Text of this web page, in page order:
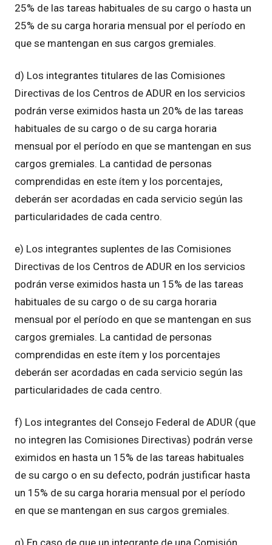
25% de las tareas habituales de su cargo o hasta un
25% de su carga horaria mensual por el período en
que se mantengan en sus cargos gremiales.
d) Los integrantes titulares de las Comisiones
Directivas de los Centros de ADUR en los servicios
podrán verse eximidos hasta un 20% de las tareas
habituales de su cargo o de su carga horaria
mensual por el período en que se mantengan en sus
cargos gremiales. La cantidad de personas
comprendidas en este ítem y los porcentajes,
deberán ser acordadas en cada servicio según las
particularidades de cada centro.
e) Los integrantes suplentes de las Comisiones
Directivas de los Centros de ADUR en los servicios
podrán verse eximidos hasta un 15% de las tareas
habituales de su cargo o de su carga horaria
mensual por el período en que se mantengan en sus
cargos gremiales. La cantidad de personas
comprendidas en este ítem y los porcentajes
deberán ser acordadas en cada servicio según las
particularidades de cada centro.
f) Los integrantes del Consejo Federal de ADUR (que
no integren las Comisiones Directivas) podrán verse
eximidos en hasta un 15% de las tareas habituales
de su cargo o en su defecto, podrán justificar hasta
un 15% de su carga horaria mensual por el período
en que se mantengan en sus cargos gremiales.
g) En caso de que un integrante de una Comisión